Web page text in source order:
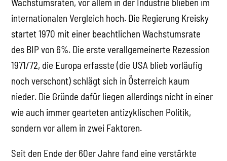
internationalen Vergleich hoch. Die Regierung Kreisky
startet 1970 mit einer beachtlichen Wachstumsrate
des BIP von 6%. Die erste verallgemeinerte Rezession
1971/72, die Europa erfasste (die USA blieb vorläufig
noch verschont) schlägt sich in Österreich kaum
nieder. Die Gründe dafür liegen allerdings nicht in einer
wie auch immer gearteten antizyklischen Politik,
sondern vor allem in zwei Faktoren.
Seit den Ende der 60er Jahre fand eine verstärkte